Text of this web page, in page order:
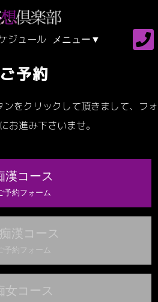
ジュール
ご予約
をクリックして頂きまして、フォ
お進み下さいませ。
漢コース
予約フォーム
漢コース
予約フォーム
女コース